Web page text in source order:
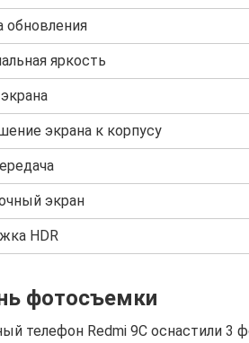
обновления
яркость
экрана к корпусу
экран
HDR
фотосъемки
телефон Redmi 9C оснастили 3